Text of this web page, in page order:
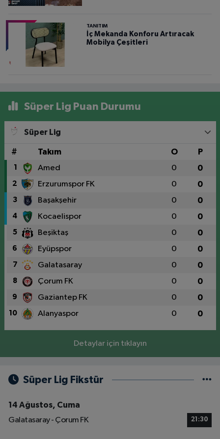
TANITIM
İç Mekanda Konforu Artıracak
Mobilya Çeşitleri
Süper Lig Puan Durumu
Süper Lig
# Takım O P
1 Amed 0 0
2 Erzurumspor FK 0 0
3 Başakşehir 0 0
4 Kocaelispor 0 0
5 Beşiktaş 0 0
6 Eyüpspor 0 0
7 Galatasaray 0 0
8 Çorum FK 0 0
9 Gaziantep FK 0 0
10 Alanyaspor 0 0
Detaylar için tıklayın
Süper Lig Fikstür
14 Ağustos, Cuma
Galatasaray - Çorum FK
21:30